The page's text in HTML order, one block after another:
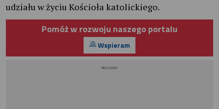
udziału w życiu Kościoła katolickiego.
Pomóż w rozwoju naszego portalu
Wspieram
REKLAMA